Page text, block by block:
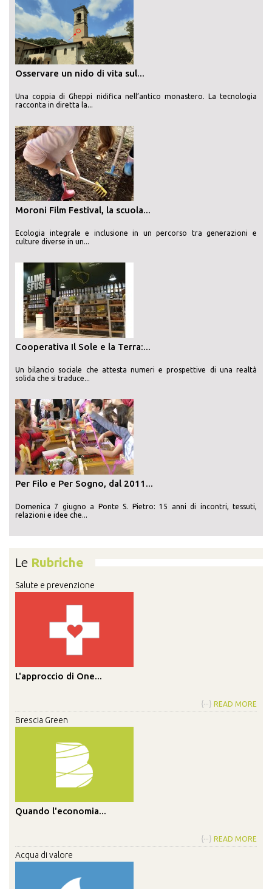
Osservare un nido di vita sul...
Una coppia di Gheppi nidifica nell’antico monastero. La tecnologia
racconta in diretta la...
Moroni Film Festival, la scuola...
Ecologia integrale e inclusione in un percorso tra generazioni e
culture diverse in un...
Cooperativa Il Sole e la Terra:...
Un bilancio sociale che attesta numeri e prospettive di una realtà
solida che si traduce...
Per Filo e Per Sogno, dal 2011...
Domenica 7 giugno a Ponte S. Pietro: 15 anni di incontri, tessuti,
relazioni e idee che...
Le Rubriche
Salute e prevenzione
L'approccio di One...
{···} READ MORE
Brescia Green
Quando l'economia...
{···} READ MORE
Acqua di valore